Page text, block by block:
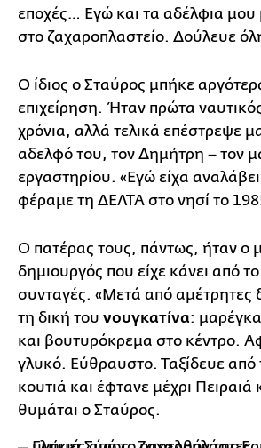
εποχές… Εγώ και τα αδέλφια
στο ζαχαροπλαστείο. Δούλευε
Ο ίδιος ο Σταύρος μπήκε
επιχείρηση. Ήταν πρώτα
χρόνια, αλλά τελικά επέστρεψε
αδελφό του, τον Δημήτρη – τον
εργαστηρίου. «Εγώ είχα
φέραμε τη ΔΕΛΤΑ στο νησί το
Ο πατέρας τους, πάντως, ήταν ο
δημιουργός που είχε κάνει από
συνταγές. «Μετά από αμέτρητες
τη δική του νουγκατίνα:
και βουτυρόκρεμα στο κέντρο.
γλυκό. Εύθραυστο. Ταξίδευε από
κουτιά και έφτανε μέχρι Πειραιά
θυμάται ο Σταύρος.